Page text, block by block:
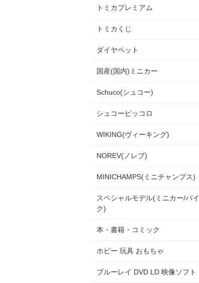
トミカプレミアム
トミカくじ
ダイヤペット
国産(国内)ミニカー
Schuco(シュコー)
シュコーピッコロ
WIKING(ヴィーキング)
NOREV(ノレブ)
MINICHAMPS(ミニチャンプス)
スペシャルモデル(ミニカー/バイ
ク)
本・書籍・コミック
ホビー 玩具 おもちゃ
ブルーレイ DVD LD 映像ソフト